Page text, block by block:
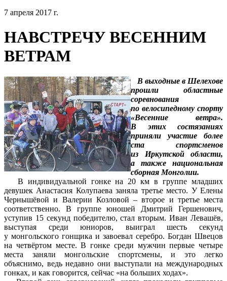
7 апреля 2017 г.
НАВСТРЕЧУ ВЕСЕННИМ
ВЕТРАМ
В выходные в Шелехове
прошли областные
соревнования
по велосипедному спорту
«Весенние ветра».
В этих состязаниях
приняли участие более
ста спортсменов
из Иркутской области,
а также национальная
сборная Монголии.
В индивидуальной гонке на 20 км в группе младших
девушек Анастасия Колупаева заняла третье место. У Елены
Чернышёвой и Валерии Козловой – второе и третье места
соответственно. В группе юношей Дмитрий Гершенович,
уступив 15 секунд победителю, стал вторым. Иван Левашёв,
выступая среди юниоров, выиграл шесть секунд
у монгольского гонщика и завоевал серебро. Богдан Швецов
на четвёртом месте. В гонке среди мужчин первые четыре
места заняли монгольские спортсмены, и это легко
объяснимо, ведь недавно они выступали на международных
гонках, и как говорится, сейчас «на больших ходах».